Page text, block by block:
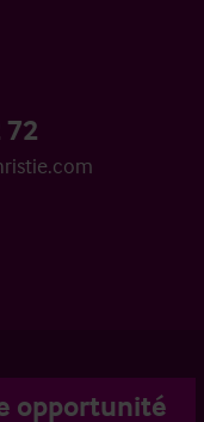
72
opportunité